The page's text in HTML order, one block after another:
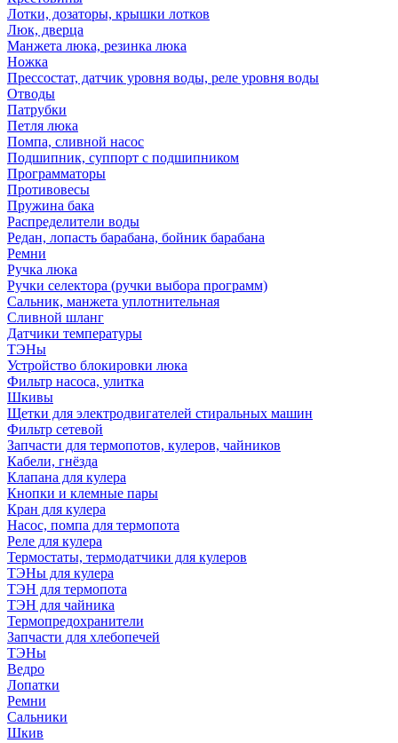
Лотки, дозаторы, крышки лотков
Люк, дверца
Манжета люка, резинка люка
Ножка
Прессостат, датчик уровня воды, реле уровня воды
Отводы
Патрубки
Петля люка
Помпа, сливной насос
Подшипник, суппорт с подшипником
Программаторы
Противовесы
Пружина бака
Распределители воды
Редан, лопасть барабана, бойник барабана
Ремни
Ручка люка
Ручки селектора (ручки выбора программ)
Сальник, манжета уплотнительная
Сливной шланг
Датчики температуры
ТЭНы
Устройство блокировки люка
Фильтр насоса, улитка
Шкивы
Щетки для электродвигателей стиральных машин
Фильтр сетевой
Запчасти для термопотов, кулеров, чайников
Кабели, гнёзда
Клапана для кулера
Кнопки и клемные пары
Кран для кулера
Насос, помпа для термопота
Реле для кулера
Термостаты, термодатчики для кулеров
ТЭНы для кулера
ТЭН для термопота
ТЭН для чайника
Термопредохранители
Запчасти для хлебопечей
ТЭНы
Ведро
Лопатки
Ремни
Сальники
Шкив